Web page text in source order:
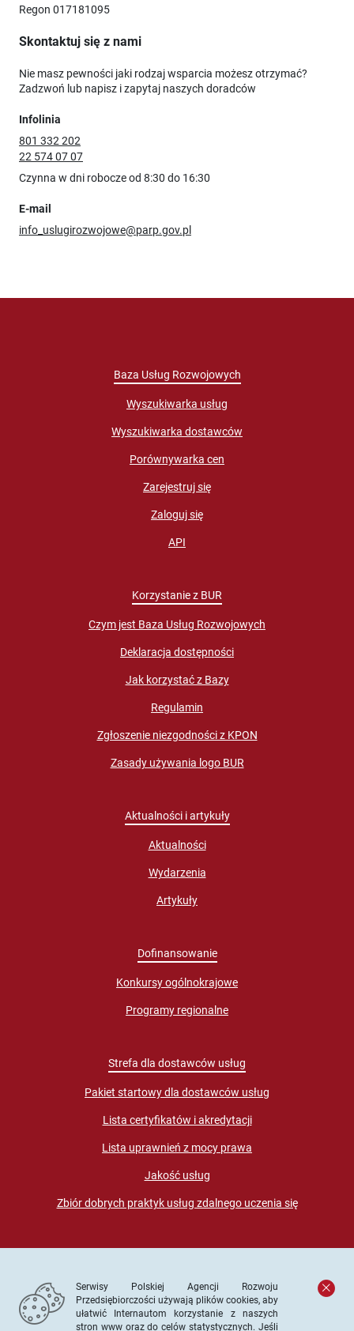
Regon 017181095
Skontaktuj się z nami
Nie masz pewności jaki rodzaj wsparcia możesz otrzymać?
Zadzwoń lub napisz i zapytaj naszych doradców
Infolinia
801 332 202
22 574 07 07
Czynna w dni robocze od 8:30 do 16:30
E-mail
info_uslugirozwojowe@parp.gov.pl
Baza Usług Rozwojowych
Wyszukiwarka usług
Wyszukiwarka dostawców
Porównywarka cen
Zarejestruj się
Zaloguj się
API
Korzystanie z BUR
Czym jest Baza Usług Rozwojowych
Deklaracja dostępności
Jak korzystać z Bazy
Regulamin
Zgłoszenie niezgodności z KPON
Zasady używania logo BUR
Aktualności i artykuły
Aktualności
Wydarzenia
Artykuły
Dofinansowanie
Konkursy ogólnokrajowe
Programy regionalne
Strefa dla dostawców usług
Pakiet startowy dla dostawców usług
Lista certyfikatów i akredytacji
Lista uprawnień z mocy prawa
Jakość usług
Zbiór dobrych praktyk usług zdalnego uczenia się
Serwisy Polskiej Agencji Rozwoju
Przedsiębiorczości używają plików cookies, aby
ułatwić Internautom korzystanie z naszych
stron www oraz do celów statystycznych. Jeśli